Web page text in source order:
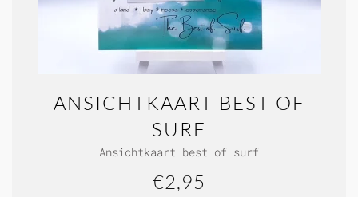
ANSICHTKAART BEST OF
SURF
Ansichtkaart best of surf
€2,95